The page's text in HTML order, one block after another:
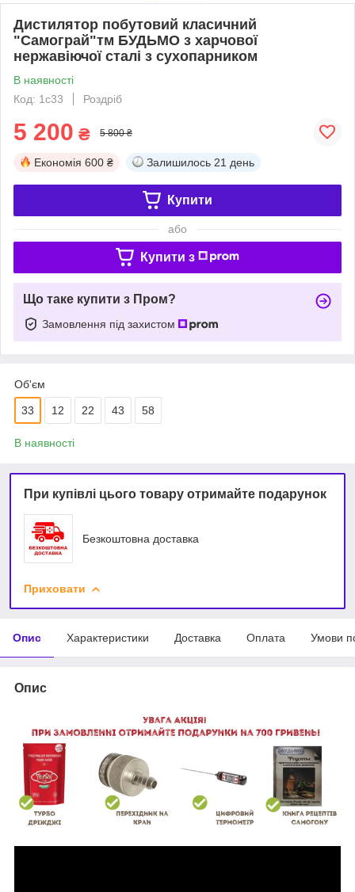
Дистилятор побутовий класичний
"Самограй"тм БУДЬМО з харчової
нержавіючої сталі з сухопарником
В наявності
Код: 1с33
Роздріб
5 200 ₴ 5 800 ₴
Економія 600 ₴ Залишилось 21 день
Купити
або
Купити з
Що таке купити з Пром?
Замовлення під захистом
Об'єм
33 12 22 43 58
В наявності
При купівлі цього товару отримайте подарунок
Безкоштовна доставка
Приховати
Опис Характеристики Доставка Оплата Умови
Опис